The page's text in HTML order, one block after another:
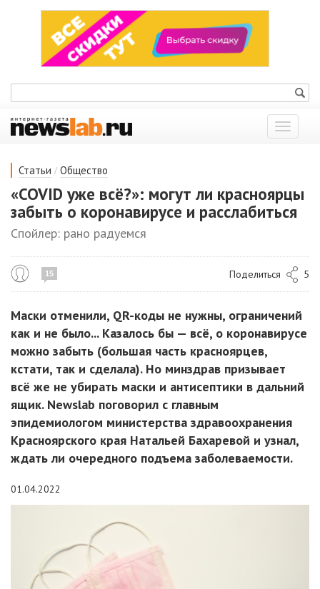
Показать
меню
Статьи / Общество
«COVID уже всё?»: могут ли красноярцы
забыть о коронавирусе и расслабиться
Спойлер: рано радуемся
15 Поделиться 5
Маски отменили, QR-коды не нужны, ограничений
как и не было... Казалось бы — всё, о коронавирусе
можно забыть (большая часть красноярцев,
кстати, так и сделала). Но минздрав призывает
всё же не убирать маски и антисептики в дальний
ящик. Newslab поговорил с главным
эпидемиологом министерства здравоохранения
Красноярского края Натальей Бахаревой и узнал,
ждать ли очередного подъема заболеваемости.
01.04.2022